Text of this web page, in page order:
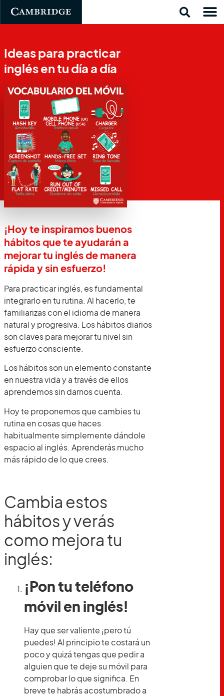
Ideas para practicar
inglés en tu día a día
¡Hoy te inspiramos buenos
hábitos que te ayudarán a
mejorar tu inglés de manera
rápida y sin esfuerzo!
Para practicar inglés, es fundamental
integrarlo en tu rutina. Al hacerlo, te
familiarizas con el idioma de manera
natural y progresiva. Los hábitos diarios
son claves para mejorar tu nivel sin
esfuerzo consciente.
Los hábitos son un elemento constante
en nuestra vida y a través de ellos
aprendemos sin darnos cuenta.
Hoy te proponemos que cambies tu
rutina en cosas que haces
habitualmente simplemente dándole
espacio al inglés. Aprenderás mucho
más rápido de lo que crees.
Cambia estos
hábitos y verás
como mejora tu
inglés:
¡Pon tu teléfono
móvil en inglés!
Hay que ser valiente ¡pero tú
puedes! Al principio te costará un
poco y quizá tengas que pedir a
alguien que te deje su móvil para
comprobar lo que significa. En
breve te habrás acostumbrado a